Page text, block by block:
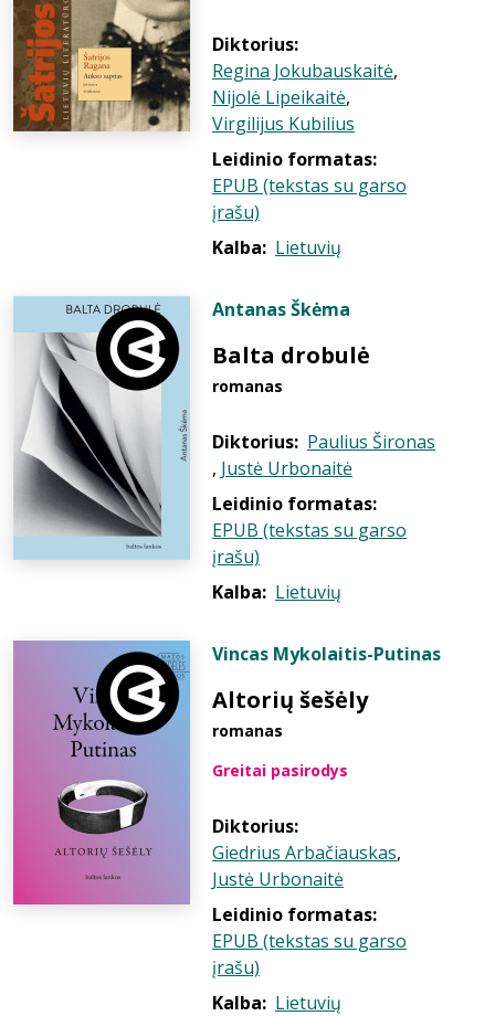
Diktorius:
Regina Jokubauskaitė,
Nijolė Lipeikaitė,
Virgilijus Kubilius
Leidinio formatas:
EPUB (tekstas su garso
įrašu)
Kalba: Lietuvių
Antanas Škėma
Balta drobulė
romanas
Diktorius: Paulius Šironas
, Justė Urbonaitė
Leidinio formatas:
EPUB (tekstas su garso
įrašu)
Kalba: Lietuvių
Vincas Mykolaitis-Putinas
Altorių šešėly
romanas
Greitai pasirodys
Diktorius:
Giedrius Arbačiauskas,
Justė Urbonaitė
Leidinio formatas:
EPUB (tekstas su garso
įrašu)
Kalba: Lietuvių